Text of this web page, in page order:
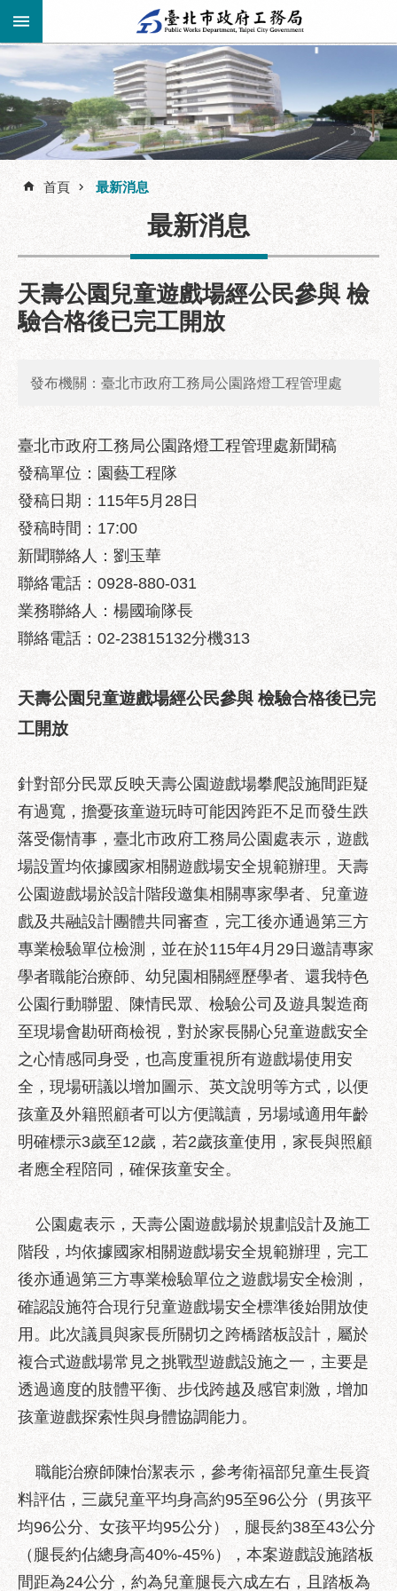
跳到主要內容區塊
進
階
搜
公
告
資
訊
服
機
關
介
務
資
訊
政
府
資
訊
公
開
優
良
事
蹟
影
專
區
性
別
主
流
化
性
騷
擾
防
治
廉
政
園
地
便
民
道
路
挖
資
訊
聯
合
發
心
獎
勵
補
首頁 最新消息
最新消息
天壽公園兒童遊戲場經公民參與 檢
驗合格後已完工開放
發布機關：臺北市政府工務局公園路燈工程管理處
臺北市政府工務局公園路燈工程管理處新聞稿
發稿單位：園藝工程隊
發稿日期：115年5月28日
發稿時間：17:00
新聞聯絡人：劉玉華
聯絡電話：0928-880-031
業務聯絡人：楊國瑜隊長
聯絡電話：02-23815132分機313
天壽公園兒童遊戲場經公民參與 檢驗合格後已完
工開放
針對部分民眾反映天壽公園遊戲場攀爬設施間距疑
有過寬，擔憂孩童遊玩時可能因跨距不足而發生跌
落受傷情事，臺北市政府工務局公園處表示，遊戲
場設置均依據國家相關遊戲場安全規範辦理。天壽
公園遊戲場於設計階段邀集相關專家學者、兒童遊
戲及共融設計團體共同審查，完工後亦通過第三方
專業檢驗單位檢測，並在於115年4月29日邀請專家
學者職能治療師、幼兒園相關經歷學者、還我特色
公園行動聯盟、陳情民眾、檢驗公司及遊具製造商
至現場會勘研商檢視，對於家長關心兒童遊戲安全
之心情感同身受，也高度重視所有遊戲場使用安
全，現場研議以增加圖示、英文說明等方式，以便
孩童及外籍照顧者可以方便識讀，另場域適用年齡
明確標示3歲至12歲，若2歲孩童使用，家長與照顧
者應全程陪同，確保孩童安全。
公園處表示，天壽公園遊戲場於規劃設計及施工
階段，均依據國家相關遊戲場安全規範辦理，完工
後亦通過第三方專業檢驗單位之遊戲場安全檢測，
確認設施符合現行兒童遊戲場安全標準後始開放使
用。此次議員與家長所關切之跨橋踏板設計，屬於
複合式遊戲場常見之挑戰型遊戲設施之一，主要是
透過適度的肢體平衡、步伐跨越及感官刺激，增加
孩童遊戲探索性與身體協調能力。
職能治療師陳怡潔表示，參考衛福部兒童生長資
料評估，三歲兒童平均身高約95至96公分（男孩平
均96公分、女孩平均95公分），腿長約38至43公分
（腿長約佔總身高40%-45%），本案遊戲設施踏板
間距為24公分，約為兒童腿長六成左右，且踏板為